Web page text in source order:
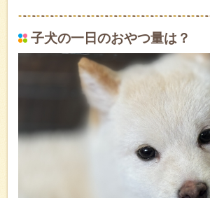
子犬の一日のおやつ量は？